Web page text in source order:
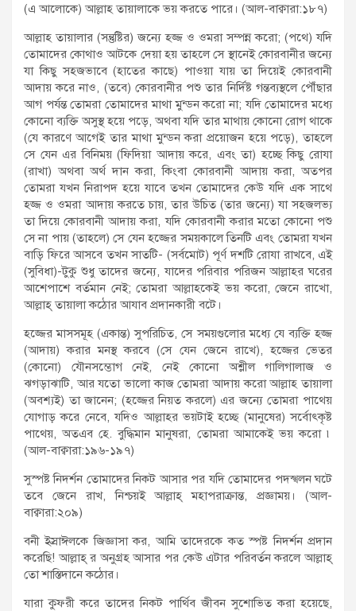
(এ আলোকে) আল্লাহ তায়ালাকে ভয় করতে পারে। (আল-বাক্বারা:১৮৭)
আল্লাহ তায়ালার (সন্তুষ্টির) জন্যে হজ্জ ও ওমরা সম্পন্ন করো; (পথে) যদি
তোমাদের কোথাও আটকে দেয়া হয় তাহলে সে স্থানেই কোরবানীর জন্যে
যা কিছু সহজভাবে (হাতের কাছে) পাওয়া যায় তা দিয়েই কোরবানী
আদায় করে নাও, (তবে) কোরবানীর পশু তার নির্দিষ্ট গন্তব্যস্থলে পৌঁছার
আগ পর্যন্ত তোমরা তোমাদের মাথা মুন্ডন করো না; যদি তোমাদের মধ্যে
কোনো ব্যক্তি অসুস্থ হয়ে পড়ে, অথবা যদি তার মাথায় কোনো রোগ থাকে
(যে কারণে আগেই তার মাথা মুন্ডন করা প্রয়োজন হয়ে পড়ে), তাহলে
সে যেন এর বিনিময় (ফিদিয়া আদায় করে, এবং তা) হচ্ছে কিছু রোযা
(রাখা) অথবা অর্থ দান করা, কিংবা কোরবানী আদায় করা, অতপর
তোমরা যখন নিরাপদ হয়ে যাবে তখন তোমাদের কেউ যদি এক সাথে
হজ্জ ও ওমরা আদায় করতে চায়, তার উচিত (তার জন্যে) যা সহজলভ্য
তা দিয়ে কোরবানী আদায় করা, যদি কোরবানী করার মতো কোনো পশু
সে না পায় (তাহলে) সে যেন হজ্জের সময়কালে তিনটি এবং তোমরা যখন
বাড়ি ফিরে আসবে তখন সাতটি- (সর্বমোট) পূর্ণ দশটি রোযা রাখবে, এই
(সুবিধা)-টুকু শুধু তাদের জন্যে, যাদের পরিবার পরিজন আল্লাহর ঘরের
আশেপাশে বর্তমান নেই; তোমরা আল্লাহকেই ভয় করো, জেনে রাখো,
আল্লাহ্‌ তায়ালা কঠোর আযাব প্রদানকারী বটে।
হজ্জের মাসসমূহ (একান্ত) সুপরিচিত, সে সময়গুলোর মধ্যে যে ব্যক্তি হজ্জ
(আদায়) করার মনস্থ করবে (সে যেন জেনে রাখে), হজ্জের ভেতর
(কোনো) যৌনসম্ভোগ নেই, নেই কোনো অশ্লীল গালিগালাজ ও
ঝগড়াঝাটি, আর যতো ভালো কাজ তোমরা আদায় করো আল্লাহ তায়ালা
(অবশ্যই) তা জানেন; (হজ্জের নিয়ত করলে) এর জন্যে তোমরা পাথেয়
যোগাড় করে নেবে, যদিও আল্লাহর ভয়টাই হচ্ছে (মানুষের) সর্বোৎকৃষ্ট
পাথেয়, অতএব হে. বুদ্ধিমান মানুষরা, তোমরা আমাকেই ভয় করো ৷
(আল-বাক্বারা:১৯৬-১৯৭)
সুস্পষ্ট নিদর্শন তোমাদের নিকট আসার পর যদি তোমাদের পদস্খলন ঘটে
তবে জেনে রাখ, নিশ্চয়ই আল্লাহ্ মহাপরাক্রান্ত, প্রজ্ঞাময়। (আল-
বাক্বারা:২০৯)
বনী ইস্রাঈলকে জিজ্ঞাসা কর, আমি তাদেরকে কত স্পষ্ট নিদর্শন প্রদান
করেছি! আল্লাহ্ র অনুগ্রহ আসার পর কেউ এটার পরিবর্তন করলে আল্লাহ্
তো শাস্তিদানে কঠোর।
যারা কুফরী করে তাদের নিকট পার্থিব জীবন সুশোভিত করা হয়েছে,